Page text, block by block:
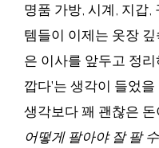
명품 가방, 시계, 지갑,
템들이 이제는 옷장
은 이사를 앞두고 정
깝다’는 생각이 들었
생각보다 꽤 괜찮은
어떻게 팔아야 잘 팔